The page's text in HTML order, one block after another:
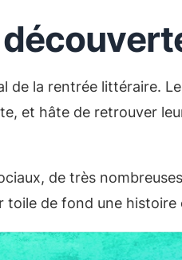
de la rentrée littéraire.
et hâte de retrouver
de très
de fond une histoire